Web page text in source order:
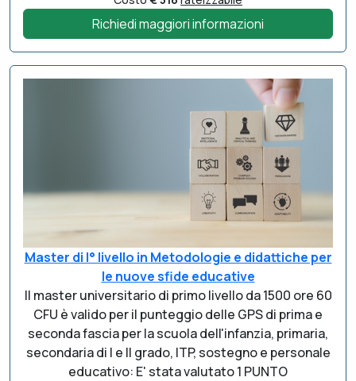
Richiedi maggiori informazioni
Master di I° livello in Metodologie e didattiche per
le nuove sfide educative
Il master universitario di primo livello da 1500 ore 60
CFU è valido per il punteggio delle GPS di prima e
seconda fascia per la scuola dell'infanzia, primaria,
secondaria di I e II grado, ITP, sostegno e personale
educativo: E' stata valutato 1 PUNTO